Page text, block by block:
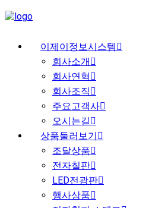
이제이정보시스템
회사소개
회사연혁
회사조직
주요고객사
오시는길
상품둘러보기
조달상품
전자칠판
LED전광판
행사상품